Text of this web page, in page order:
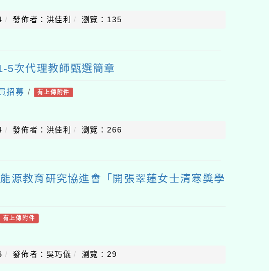
發佈者：洪佳利 瀏覽：135
5次代理教師甄選簡章
招募 / 有上傳附件
發佈者：洪佳利 瀏覽：266
源教育研究協進會「開張翠蓮女士清寒獎學
有上傳附件
發佈者：吳巧儀 瀏覽：29